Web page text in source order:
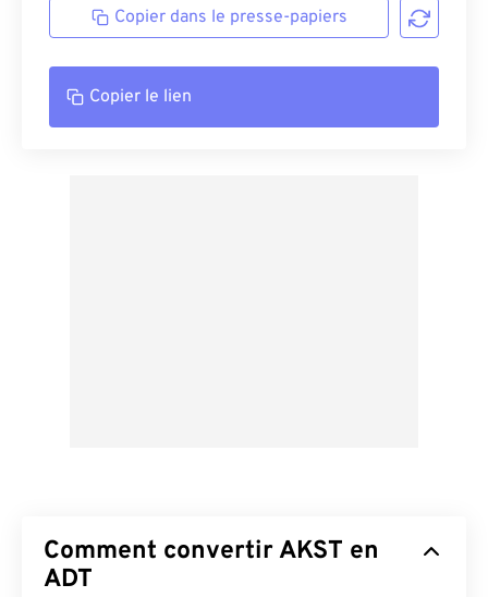
Copier dans le presse-papiers
Copier le lien
Comment convertir AKST en
ADT